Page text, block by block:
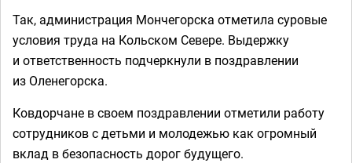
Так, администрация Мончегорска отметила суровые
условия труда на Кольском Севере. Выдержку
и ответственность подчеркнули в поздравлении
из Оленегорска.
Ковдорчане в своем поздравлении отметили работу
сотрудников с детьми и молодежью как огромный
вклад в безопасность дорог будущего.